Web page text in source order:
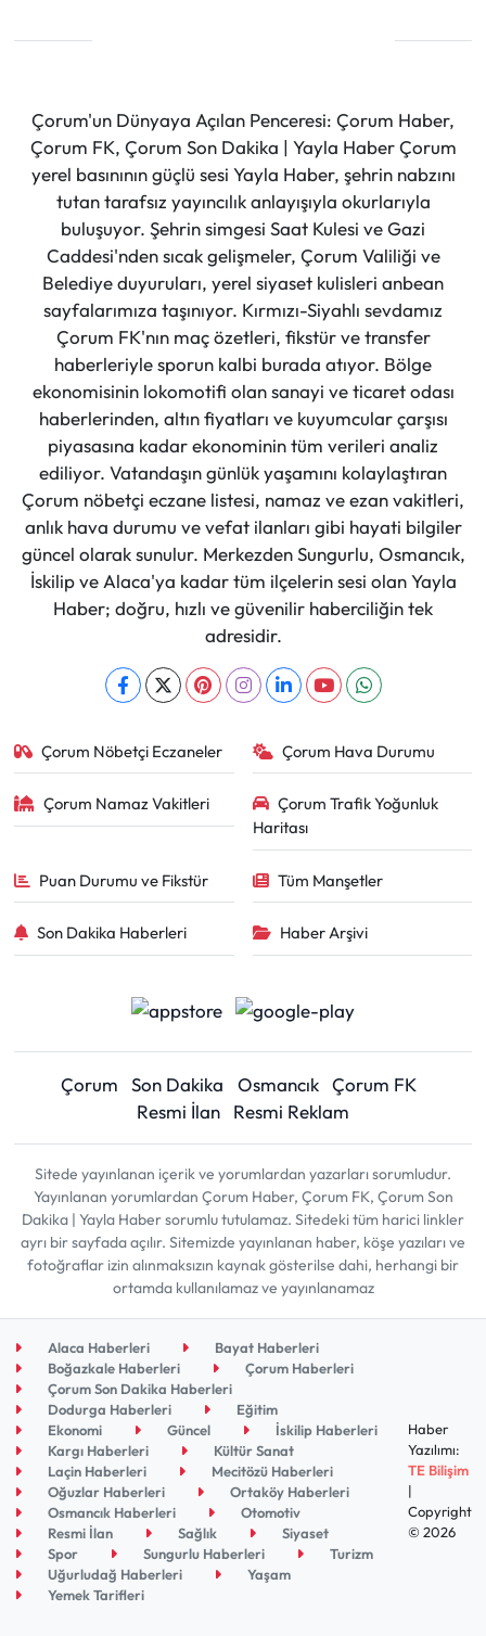
Çorum'un Dünyaya Açılan Penceresi: Çorum Haber,
Çorum FK, Çorum Son Dakika | Yayla Haber Çorum
yerel basınının güçlü sesi Yayla Haber, şehrin nabzını
tutan tarafsız yayıncılık anlayışıyla okurlarıyla
buluşuyor. Şehrin simgesi Saat Kulesi ve Gazi
Caddesi'nden sıcak gelişmeler, Çorum Valiliği ve
Belediye duyuruları, yerel siyaset kulisleri anbean
sayfalarımıza taşınıyor. Kırmızı-Siyahlı sevdamız
Çorum FK'nın maç özetleri, fikstür ve transfer
haberleriyle sporun kalbi burada atıyor. Bölge
ekonomisinin lokomotifi olan sanayi ve ticaret odası
haberlerinden, altın fiyatları ve kuyumcular çarşısı
piyasasına kadar ekonominin tüm verileri analiz
ediliyor. Vatandaşın günlük yaşamını kolaylaştıran
Çorum nöbetçi eczane listesi, namaz ve ezan vakitleri,
anlık hava durumu ve vefat ilanları gibi hayati bilgiler
güncel olarak sunulur. Merkezden Sungurlu, Osmancık,
İskilip ve Alaca'ya kadar tüm ilçelerin sesi olan Yayla
Haber; doğru, hızlı ve güvenilir haberciliğin tek
adresidir.
Çorum Nöbetçi Eczaneler Çorum Hava Durumu
Çorum Namaz Vakitleri
Çorum Trafik Yoğunluk
Haritası
Puan Durumu ve Fikstür Tüm Manşetler
Son Dakika Haberleri Haber Arşivi
Çorum Son Dakika Osmancık Çorum FK
Resmi İlan
Resmi Reklam
Sitede yayınlanan içerik ve yorumlardan yazarları sorumludur.
Yayınlanan yorumlardan Çorum Haber, Çorum FK, Çorum Son
Dakika | Yayla Haber sorumlu tutulamaz. Sitedeki tüm harici linkler
ayrı bir sayfada açılır. Sitemizde yayınlanan haber, köşe yazıları ve
fotoğraflar izin alınmaksızın kaynak gösterilse dahi, herhangi bir
ortamda kullanılamaz ve yayınlanamaz
Alaca Haberleri
Bayat Haberleri
Boğazkale Haberleri
Çorum Haberleri
Çorum Son Dakika Haberleri
Dodurga Haberleri
Eğitim
Ekonomi
Güncel
İskilip Haberleri
Kargı Haberleri
Kültür Sanat
Laçin Haberleri
Mecitözü Haberleri
Oğuzlar Haberleri
Ortaköy Haberleri
Osmancık Haberleri
Otomotiv
Resmi İlan
Sağlık
Siyaset
Spor
Sungurlu Haberleri
Turizm
Uğurludağ Haberleri
Yaşam
Yemek Tarifleri
Haber
Yazılımı:
TE Bilişim
|
Copyright
© 2026